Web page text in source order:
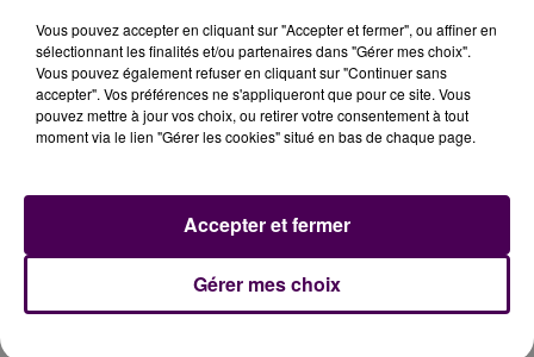
Vous pouvez accepter en cliquant sur "Accepter et fermer", ou affiner en
sélectionnant les finalités et/ou partenaires dans "Gérer mes choix".
Vous pouvez également refuser en cliquant sur "Continuer sans
accepter". Vos préférences ne s'appliqueront que pour ce site. Vous
pouvez mettre à jour vos choix, ou retirer votre consentement à tout
moment via le lien "Gérer les cookies" situé en bas de chaque page.
Gérer mes choix
Accepter et fermer